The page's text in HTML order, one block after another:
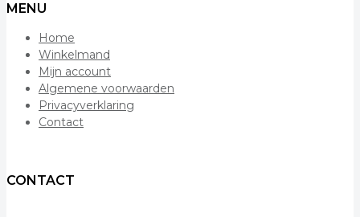
MENU
Home
Winkelmand
Mijn account
Algemene voorwaarden
Privacyverklaring
Contact
CONTACT